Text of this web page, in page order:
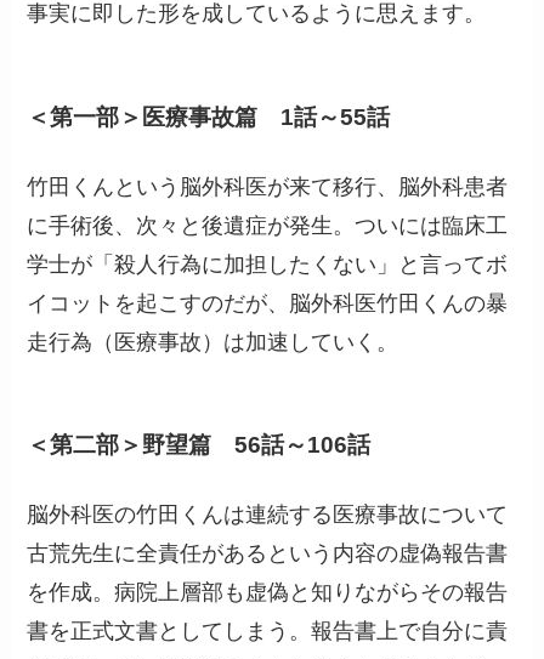
事実に即した形を成しているように思えます。
＜第一部＞医療事故篇 1話～55話
竹田くんという脳外科医が来て移行、脳外科患者
に手術後、次々と後遺症が発生。ついには臨床工
学士が「殺人行為に加担したくない」と言ってボ
イコットを起こすのだが、脳外科医竹田くんの暴
走行為（医療事故）は加速していく。
＜第二部＞野望篇 56話～106話
脳外科医の竹田くんは連続する医療事故について
古荒先生に全責任があるという内容の虚偽報告書
を作成。病院上層部も虚偽と知りながらその報告
書を正式文書としてしまう。報告書上で自分に責